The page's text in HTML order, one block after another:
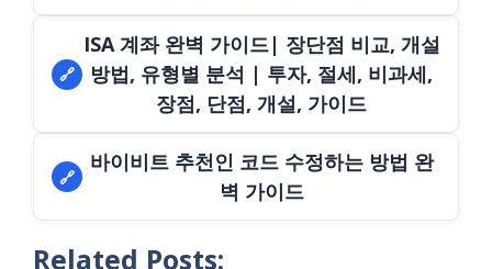
🔗
ISA 계좌 완벽 가이드| 장단점 비교, 개설
방법, 유형별 분석 | 투자, 절세, 비과세,
장점, 단점, 개설, 가이드
🔗
바이비트 추천인 코드 수정하는 방법 완
벽 가이드
Related Posts: